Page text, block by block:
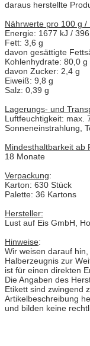
daraus herstellte
Nährwerte pro 100 g /
Energie: 1677 kJ /
Fett: 3,6 g
davon gesättigte
Kohlenhydrate: 80,0 g
davon Zucker: 2,4 g
Eiweiß: 9,8 g
Salz: 0,39 g
Lagerungs- und
Luftfeuchtigkeit: max.
Sonneneinstrahlung,
Mindesthaltbarkeit ab
18 Monate
Verpackung:
Karton: 630 Stück
Palette: 36 Kartons
Hersteller:
Lust auf Eis GmbH,
Hinweise:
Wir weisen darauf
Halberzeugnis zur
ist für einen direkten
Die Angaben des
Etikett sind zwingend
Artikelbeschreibung
und bilden keine